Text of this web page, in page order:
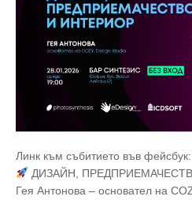
Линк към събитието във
ДИЗАЙН,
Гея Антонова – основател на